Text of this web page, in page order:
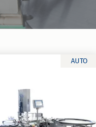
AUTO